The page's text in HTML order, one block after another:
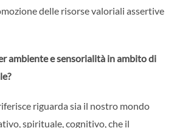
delle risorse valoriali assertive
ambiente e sensorialità in ambito di
riguarda sia il nostro mondo
spirituale, cognitivo, che il